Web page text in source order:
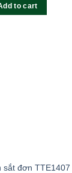
to cart
sắt đơn TTE1407